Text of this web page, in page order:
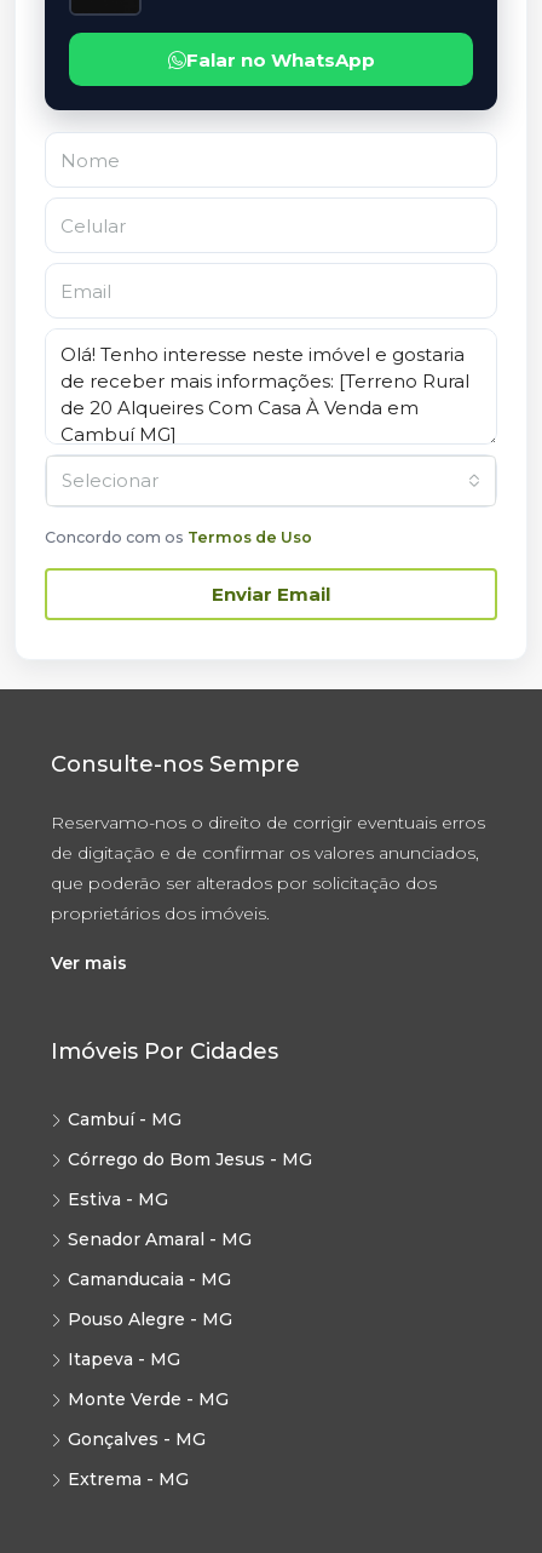
Falar no WhatsApp
Selecionar
Concordo com os Termos de Uso
Enviar Email
Consulte-nos Sempre
Reservamo-nos o direito de corrigir eventuais erros
de digitação e de confirmar os valores anunciados,
que poderão ser alterados por solicitação dos
proprietários dos imóveis.
Ver mais
Imóveis Por Cidades
Cambuí - MG
Córrego do Bom Jesus - MG
Estiva - MG
Senador Amaral - MG
Camanducaia - MG
Pouso Alegre - MG
Itapeva - MG
Monte Verde - MG
Gonçalves - MG
Extrema - MG